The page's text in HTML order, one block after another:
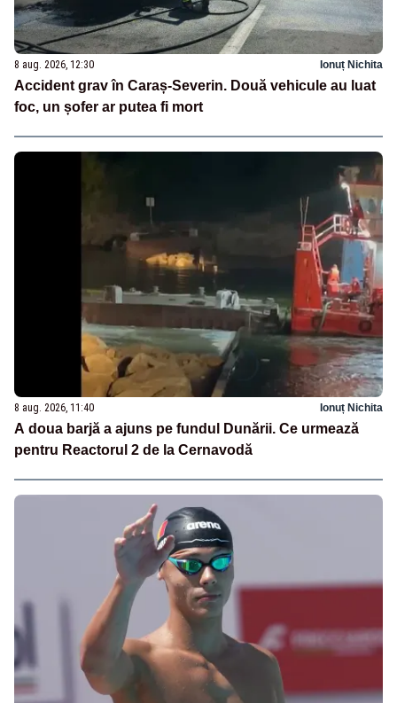
8 aug. 2026, 12:30 Ionuț Nichita
Accident grav în Caraș-Severin. Două vehicule au luat
foc, un șofer ar putea fi mort
8 aug. 2026, 11:40 Ionuț Nichita
A doua barjă a ajuns pe fundul Dunării. Ce urmează
pentru Reactorul 2 de la Cernavodă